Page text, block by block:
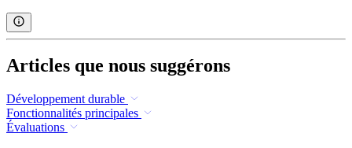
Articles que nous suggérons
Développement durable
Fonctionnalités principales
Évaluations